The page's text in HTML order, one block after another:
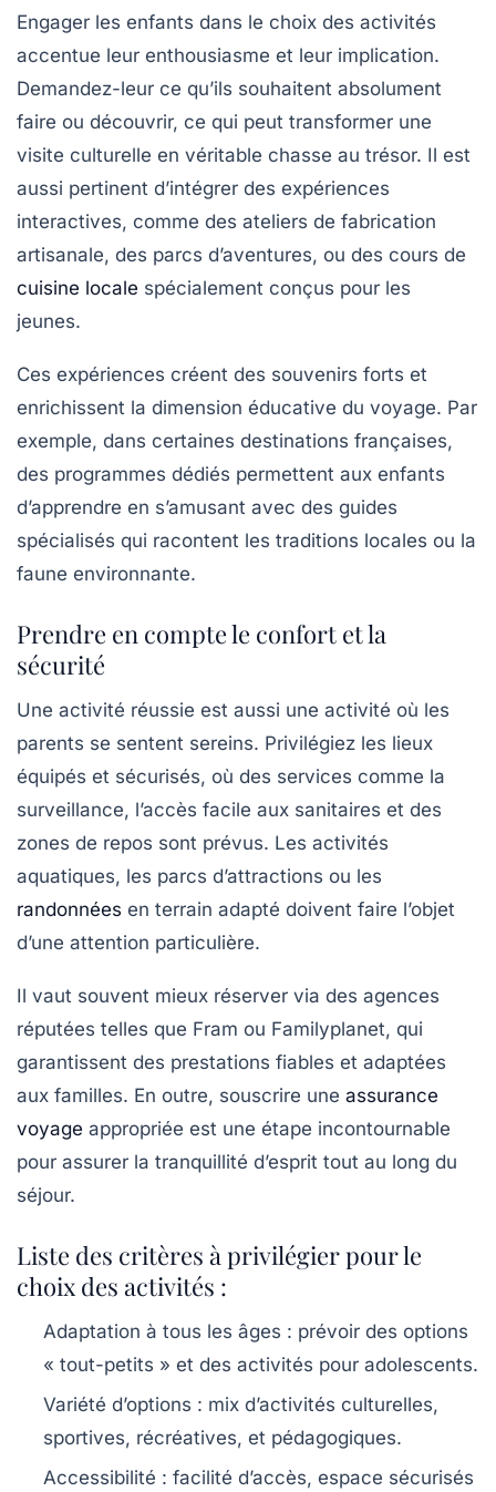
Engager les enfants dans le choix des activités
accentue leur enthousiasme et leur implication.
Demandez-leur ce qu’ils souhaitent absolument
faire ou découvrir, ce qui peut transformer une
visite culturelle en véritable chasse au trésor. Il est
aussi pertinent d’intégrer des expériences
interactives, comme des ateliers de fabrication
artisanale, des parcs d’aventures, ou des cours de
cuisine locale spécialement conçus pour les
jeunes.
Ces expériences créent des souvenirs forts et
enrichissent la dimension éducative du voyage. Par
exemple, dans certaines destinations françaises,
des programmes dédiés permettent aux enfants
d’apprendre en s’amusant avec des guides
spécialisés qui racontent les traditions locales ou la
faune environnante.
Prendre en compte le confort et la
sécurité
Une activité réussie est aussi une activité où les
parents se sentent sereins. Privilégiez les lieux
équipés et sécurisés, où des services comme la
surveillance, l’accès facile aux sanitaires et des
zones de repos sont prévus. Les activités
aquatiques, les parcs d’attractions ou les
randonnées en terrain adapté doivent faire l’objet
d’une attention particulière.
Il vaut souvent mieux réserver via des agences
réputées telles que Fram ou Familyplanet, qui
garantissent des prestations fiables et adaptées
aux familles. En outre, souscrire une assurance
voyage appropriée est une étape incontournable
pour assurer la tranquillité d’esprit tout au long du
séjour.
Liste des critères à privilégier pour le
choix des activités :
Adaptation à tous les âges : prévoir des options
« tout-petits » et des activités pour adolescents.
Variété d’options : mix d’activités culturelles,
sportives, récréatives, et pédagogiques.
Accessibilité : facilité d’accès, espace sécurisés